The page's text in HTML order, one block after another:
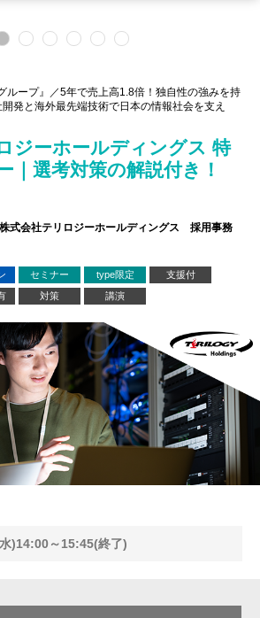
ループ』／5年で売上高1.8倍！独自性の強みを持
発と海外最先端技術で日本の情報社会を支え
ジーホールディングス 特
｜選考対策の解説付き！
式会社テリロジーホールディングス 採用事務
セミナー type限定
支援付
対策 講演
)14:00～15:45(終了)